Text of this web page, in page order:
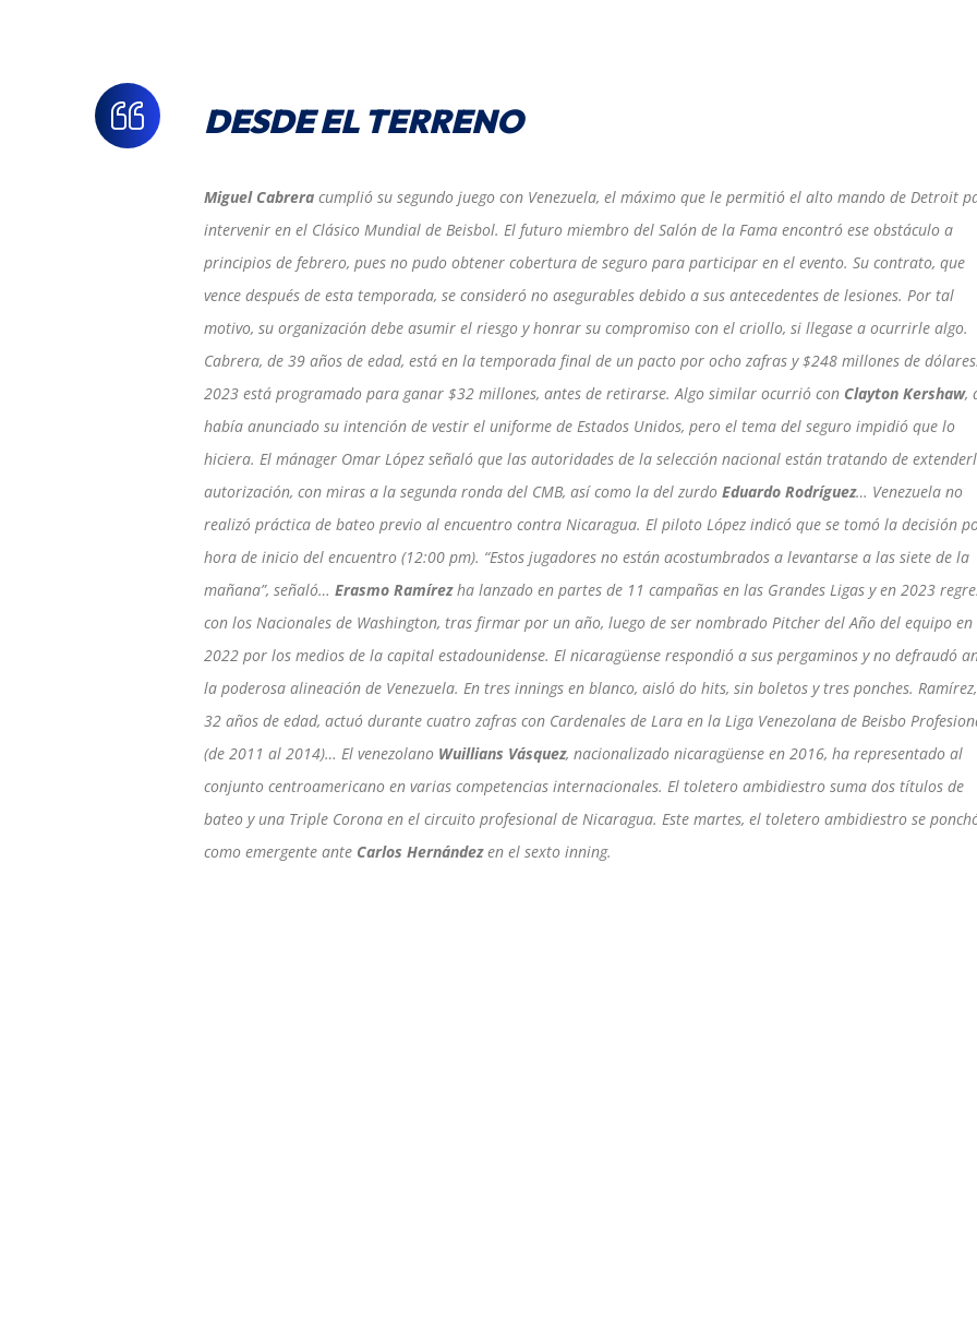
DESDE EL TERRENO
Miguel Cabrera cumplió su segundo juego con Venezuela, el máximo que le permitió el alto mando de Detroit
intervenir en el Clásico Mundial de Beisbol. El futuro miembro del Salón de la Fama encontró ese obstáculo a
principios de febrero, pues no pudo obtener cobertura de seguro para participar en el evento. Su contrato, que
vence después de esta temporada, se consideró no asegurables debido a sus antecedentes de lesiones. Por tal
motivo, su organización debe asumir el riesgo y honrar su compromiso con el criollo, si llegase a ocurrirle algo.
Cabrera, de 39 años de edad, está en la temporada final de un pacto por ocho zafras y $248 millones de
2023 está programado para ganar $32 millones, antes de retirarse. Algo similar ocurrió con Clayton Kershaw,
había anunciado su intención de vestir el uniforme de Estados Unidos, pero el tema del seguro impidió que lo
hiciera. El mánager Omar López señaló que las autoridades de la selección nacional están tratando de
autorización, con miras a la segunda ronda del CMB, así como la del zurdo Eduardo Rodríguez… Venezuela no
realizó práctica de bateo previo al encuentro contra Nicaragua. El piloto López indicó que se tomó la decisión
hora de inicio del encuentro (12:00 pm). “Estos jugadores no están acostumbrados a levantarse a las siete de la
mañana”, señaló… Erasmo Ramírezha lanzado en partes de 11 campañas en las Grandes Ligas y en 2023
con los Nacionales de Washington, tras firmar por un año, luego de ser nombrado Pitcher del Año del equipo en
2022 por los medios de la capital estadounidense. El nicaragüense respondió a sus pergaminos y no defraudó
la poderosa alineación de Venezuela. En tres innings en blanco, aisló do hits, sin boletos y tres ponches.
32 años de edad, actuó durante cuatro zafras con Cardenales de Lara en la Liga Venezolana de Beisbo
(de 2011 al 2014)… El venezolano Wuillians Vásquez, nacionalizado nicaragüense en 2016, ha representado al
conjunto centroamericano en varias competencias internacionales. El toletero ambidiestro suma dos títulos de
bateo y una Triple Corona en el circuito profesional de Nicaragua. Este martes, el toletero ambidiestro se
como emergente ante Carlos Hernándezen el sexto inning.